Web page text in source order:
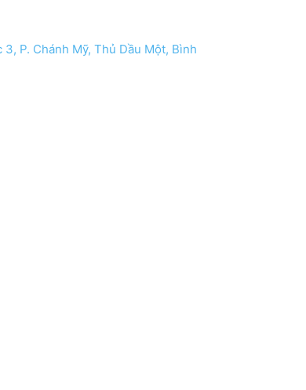
P. Chánh Mỹ, Thủ Dầu Một, Bình